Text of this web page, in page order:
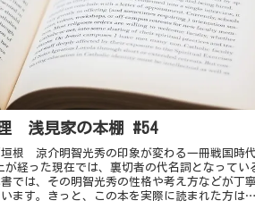
浅見家の本棚 #54
根 涼介明智光秀の印象が変わる一冊戦国時代
が経った現在では、裏切者の代名詞となってい
では、その明智光秀の性格や考え方などが丁寧
ます。きっと、この本を実際に読まれた方は明